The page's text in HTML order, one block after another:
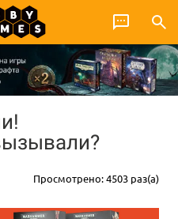
Просмотрено: 4503 раз(а)